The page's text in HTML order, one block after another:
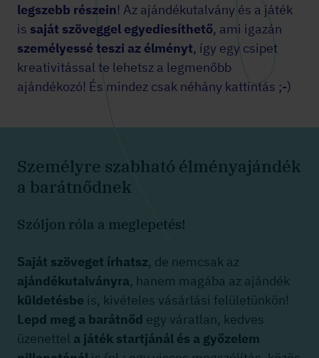
legszebb részein! Az ajándékutalvány és a játék
is saját szöveggel egyediesíthető, ami igazán
személyessé teszi az élményt, így egy csipet
kreativitással te lehetsz a legmenőbb
ajándékozó! És mindez csak néhány kattintás ;-)
Személyre szabható élményajándék
a barátnődnek
Szóljon róla a meglepetés!
Saját szöveget írhatsz, de nemcsak az
ajándékutalványra, hanem magába az ajándék
küldetésbe is, kivételes vásárlási felületünkön!
Lepd meg a barátnőd egy váratlan, kedves
üzenettel a játék startjánál és a győzelem